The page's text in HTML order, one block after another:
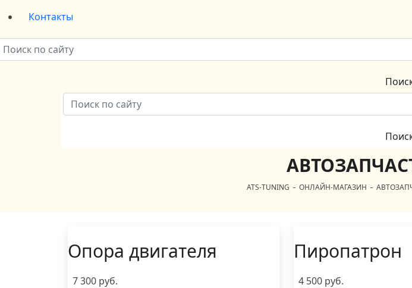
Контакты
ATS-TUNING ОНЛАЙН-МАГАЗИН
Опора двигателя
7 300 руб.
Пиропатрон
4 500 руб.